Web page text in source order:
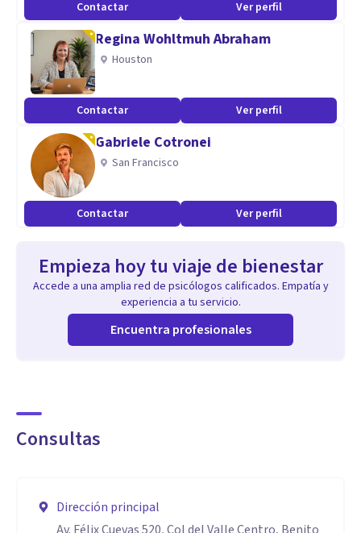
Contactar Ver perfil
Regina Wohltmuh Abraham
Houston
Contactar Ver perfil
Gabriele Cotronei
San Francisco
Contactar Ver perfil
Empieza hoy tu viaje de bienestar
Accede a una amplia red de psicólogos calificados. Empatía y
experiencia a tu servicio.
Encuentra profesionales
Consultas
Dirección principal